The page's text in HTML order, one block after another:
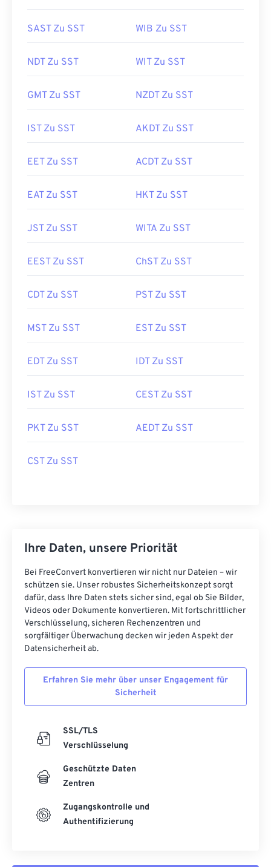
SAST Zu SST WIB Zu SST
NDT Zu SST WIT Zu SST
GMT Zu SST NZDT Zu SST
IST Zu SST AKDT Zu SST
EET Zu SST ACDT Zu SST
EAT Zu SST HKT Zu SST
JST Zu SST WITA Zu SST
EEST Zu SST ChST Zu SST
CDT Zu SST PST Zu SST
MST Zu SST EST Zu SST
EDT Zu SST IDT Zu SST
IST Zu SST CEST Zu SST
PKT Zu SST AEDT Zu SST
CST Zu SST
Ihre Daten, unsere Priorität
Bei FreeConvert konvertieren wir nicht nur Dateien – wir
schützen sie. Unser robustes Sicherheitskonzept sorgt
dafür, dass Ihre Daten stets sicher sind, egal ob Sie Bilder,
Videos oder Dokumente konvertieren. Mit fortschrittlicher
Verschlüsselung, sicheren Rechenzentren und
sorgfältiger Überwachung decken wir jeden Aspekt der
Datensicherheit ab.
Erfahren Sie mehr über unser Engagement für
Sicherheit
SSL/TLS
Verschlüsselung
Geschützte Daten
Zentren
Zugangskontrolle und
Authentifizierung